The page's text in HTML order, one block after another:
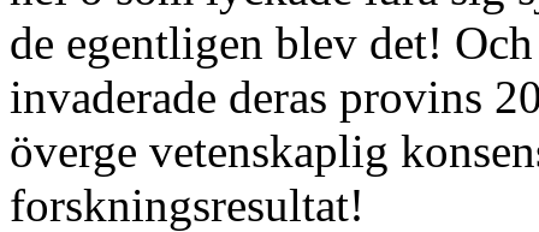
de egentligen blev det!
invaderade deras provins
överge vetenskaplig
forskningsresultat!